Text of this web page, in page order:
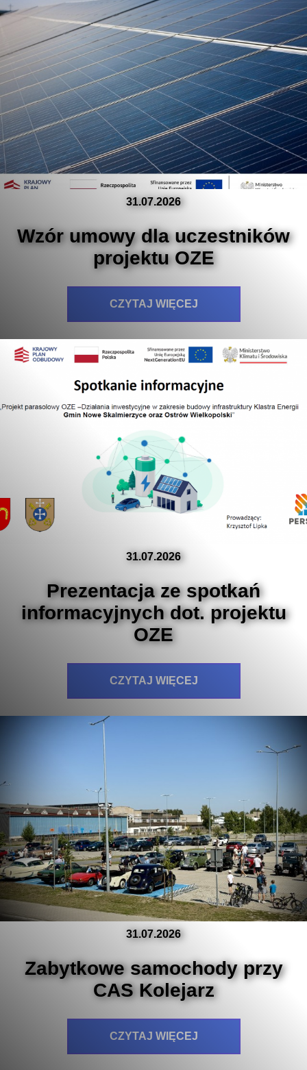
31.07.2026
Wzór umowy dla uczestników
projektu OZE
CZYTAJ WIĘCEJ
31.07.2026
Prezentacja ze spotkań
informacyjnych dot. projektu
OZE
CZYTAJ WIĘCEJ
31.07.2026
Zabytkowe samochody przy
CAS Kolejarz
CZYTAJ WIĘCEJ